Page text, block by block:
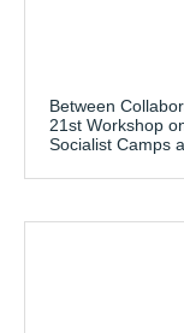
Between
21st Workshop
Socialist Camps